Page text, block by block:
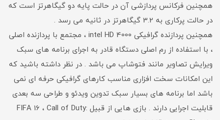
همچنین فرکانس پردازشی آن در حالت پایه دو گیگاهرتز است که
در حالت پرکاری به 3.2 گیگاهرتز در ثانیه می رسد .
همچنین پردازنده گرافیکی intel HD 4000 ، مجتمع با پردازنده اصلی
، با استفاده از رم اصلی دستگاه قادر به اجرای برنامه های سبک
ویرایش تصاویر مانند فتوشاپ می باشد . در نظر داشته باشید که
این امکانات سخت افزاری مناسب کارهای گرافیکی حرفه ای نمی
باشد اما برنامه های بسیار سبک تدوین ویدئو و طراحی سه بعدی
قابلیت اجرایی دارند . بازی هایی از قبیل FIFA 16 ، Call of Duty: